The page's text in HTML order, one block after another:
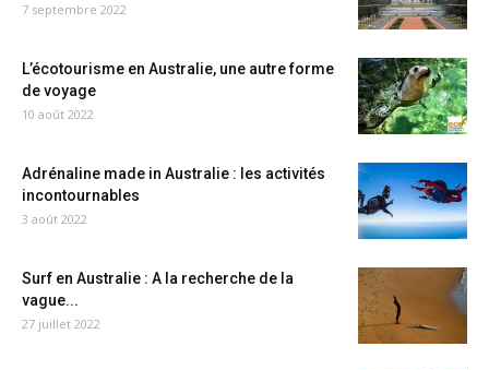
7 septembre 2022
L’écotourisme en Australie, une autre forme
de voyage
10 août 2022
Adrénaline made in Australie : les activités
incontournables
3 août 2022
Surf en Australie : A la recherche de la
vague...
27 juillet 2022